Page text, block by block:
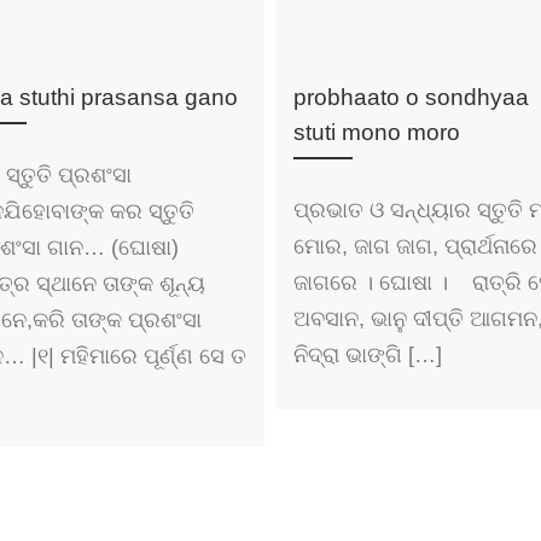
stuthi prasansa gano
ପ୍ରଶଂସା
କର ସ୍ତୁତି
ଗାନ… (ଘୋଷା)
ସ୍ଥାନେ ତାଙ୍କ ଶୂନ୍ୟ
ତାଙ୍କ ପ୍ରଶଂସା
|୧| ମହିମାରେ ପୂର୍ଣ୍ଣ ସେ ତ
probhaato o sondhyaa
stuti mono moro
ପ୍ରଭାତ ଓ ସନ୍ଧ୍ୟାର ସ୍ତୁତି
ମୋର, ଜାଗ ଜାଗ, ପ୍ରାର୍ଥନାରେ
ଜାଗରେ । ଘୋଷା । ରାତ୍ରି
ଅବସାନ, ଭାନୁ ଦୀପ୍ତି ଆଗମନ,
ନିଦ୍ରା ଭାଙ୍ଗି […]